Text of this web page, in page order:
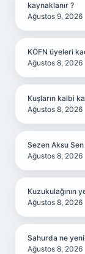
kaynaklanır ?
Ağustos 9, 2026
KÖFN üyeleri
Ağustos 8, 2026
Kuşların kalbi
Ağustos 8, 2026
Sezen Aksu Sen
Ağustos 8, 2026
Kuzukulağının
Ağustos 8, 2026
Sahurda ne
Ağustos 8, 2026